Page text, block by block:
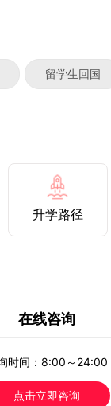
留学生回国
升学路径
在线咨询
时间：8:00～24:00
点击立即咨询